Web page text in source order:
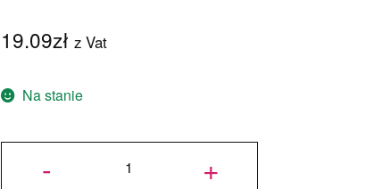
19.09zł z Vat
Na stanie
-
ilość Podkład
Ø 30 cm, h 1,2
cm - Decora +